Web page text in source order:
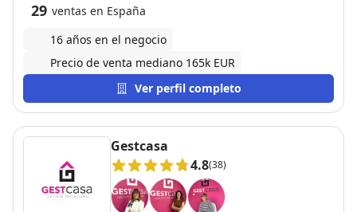
29 ventas en España
16 años en el negocio
Precio de venta mediano 165k EUR
Ver perfil completo
Gestcasa
4.8(38)